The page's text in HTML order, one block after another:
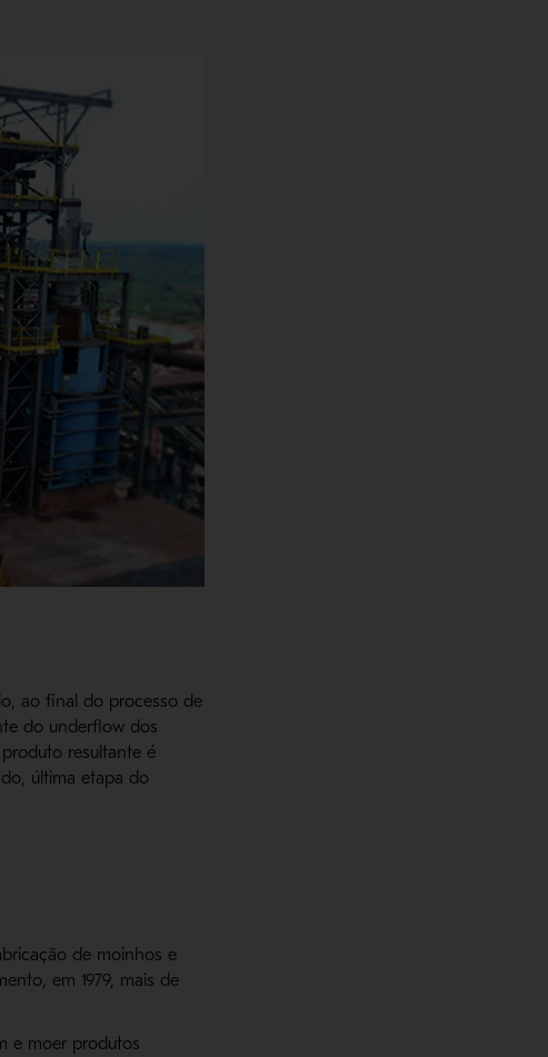
ao final do processo de
do underflow dos
resultante é
última etapa do
de moinhos e
em 1979, mais de
e moer produtos